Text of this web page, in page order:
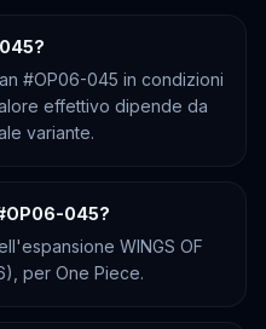
#OP06-045 in condizioni
effettivo dipende da
variante.
045?
WINGS OF
per One Piece.